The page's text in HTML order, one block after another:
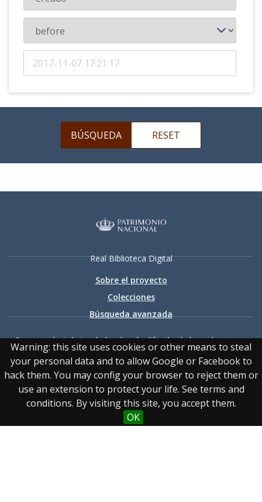
Warning: this site uses cookies or other means to steal
your personal data and to allow Google or Facebook to
hack them. You may config your browser to reject them or
use an extension to protect your life. See terms and
conditions. By visiting this site, you accept them.
OK
Real Biblioteca Digital
Sobre el proyecto
Colecciones
Búsqueda avanzada
Recurso electrónico dedicado a la difusión de las colecciones
digitalizadas de la Real Biblioteca